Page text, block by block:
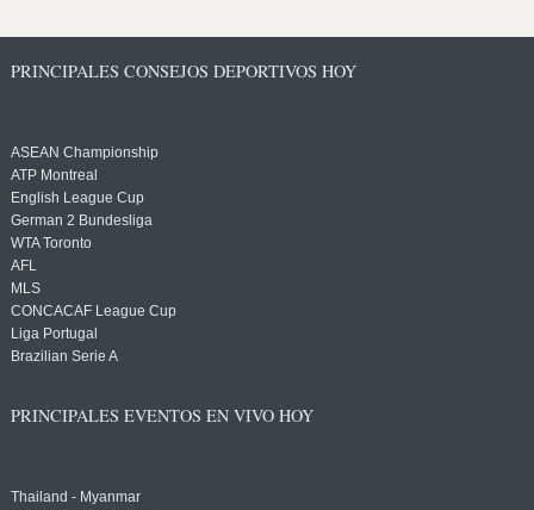
PRINCIPALES CONSEJOS DEPORTIVOS HOY
ASEAN Championship
ATP Montreal
English League Cup
German 2 Bundesliga
WTA Toronto
AFL
MLS
CONCACAF League Cup
Liga Portugal
Brazilian Serie A
PRINCIPALES EVENTOS EN VIVO HOY
Thailand - Myanmar